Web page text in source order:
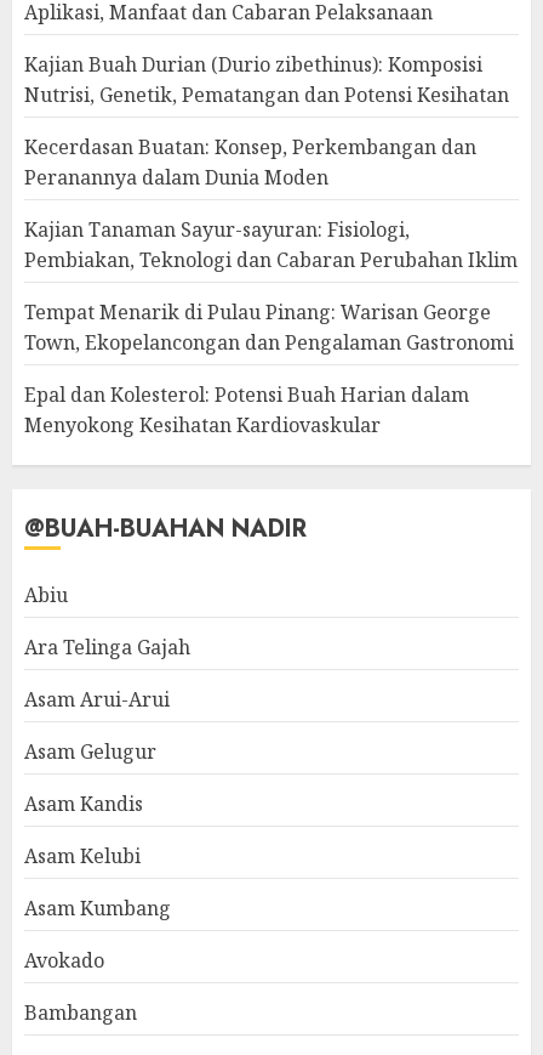
Aplikasi, Manfaat dan Cabaran Pelaksanaan
Kajian Buah Durian (Durio zibethinus): Komposisi
Nutrisi, Genetik, Pematangan dan Potensi Kesihatan
Kecerdasan Buatan: Konsep, Perkembangan dan
Peranannya dalam Dunia Moden
Kajian Tanaman Sayur-sayuran: Fisiologi,
Pembiakan, Teknologi dan Cabaran Perubahan Iklim
Tempat Menarik di Pulau Pinang: Warisan George
Town, Ekopelancongan dan Pengalaman Gastronomi
Epal dan Kolesterol: Potensi Buah Harian dalam
Menyokong Kesihatan Kardiovaskular
@BUAH-BUAHAN NADIR
Abiu
Ara Telinga Gajah
Asam Arui-Arui
Asam Gelugur
Asam Kandis
Asam Kelubi
Asam Kumbang
Avokado
Bambangan